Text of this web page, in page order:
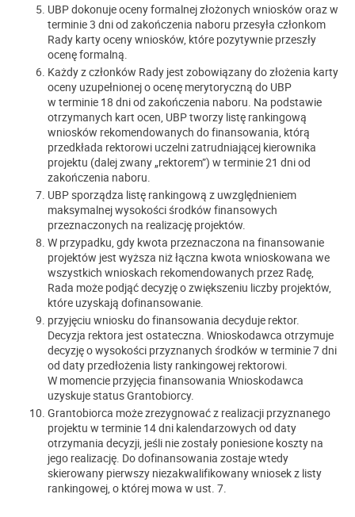
UBP dokonuje oceny formalnej złożonych wniosków oraz w
terminie 3 dni od zakończenia naboru przesyła członkom
Rady karty oceny wniosków, które pozytywnie przeszły
ocenę formalną.
Każdy z członków Rady jest zobowiązany do złożenia karty
oceny uzupełnionej o ocenę merytoryczną do UBP
w terminie 18 dni od zakończenia naboru. Na podstawie
otrzymanych kart ocen, UBP tworzy listę rankingową
wniosków rekomendowanych do finansowania, którą
przedkłada rektorowi uczelni zatrudniającej kierownika
projektu (dalej zwany „rektorem”) w terminie 21 dni od
zakończenia naboru.
UBP sporządza listę rankingową z uwzględnieniem
maksymalnej wysokości środków finansowych
przeznaczonych na realizację projektów.
W przypadku, gdy kwota przeznaczona na finansowanie
projektów jest wyższa niż łączna kwota wnioskowana we
wszystkich wnioskach rekomendowanych przez Radę,
Rada może podjąć decyzję o zwiększeniu liczby projektów,
które uzyskają dofinansowanie.
przyjęciu wniosku do finansowania decyduje rektor.
Decyzja rektora jest ostateczna. Wnioskodawca otrzymuje
decyzję o wysokości przyznanych środków w terminie 7 dni
od daty przedłożenia listy rankingowej rektorowi.
W momencie przyjęcia finansowania Wnioskodawca
uzyskuje status Grantobiorcy.
Grantobiorca może zrezygnować z realizacji przyznanego
projektu w terminie 14 dni kalendarzowych od daty
otrzymania decyzji, jeśli nie zostały poniesione koszty na
jego realizację. Do dofinansowania zostaje wtedy
skierowany pierwszy niezakwalifikowany wniosek z listy
rankingowej, o której mowa w ust. 7.